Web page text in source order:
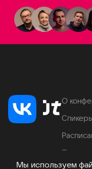
Мы используем
О